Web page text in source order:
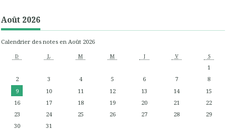
Août 2026
Calendrier des notes en Août 2026
D L M M J V S
1
2
3 4 5 6 7
8
9
10 11 12 13 14
15
16
17 18 19 20 21
22
23
24 25 26 27 28
29
30
31